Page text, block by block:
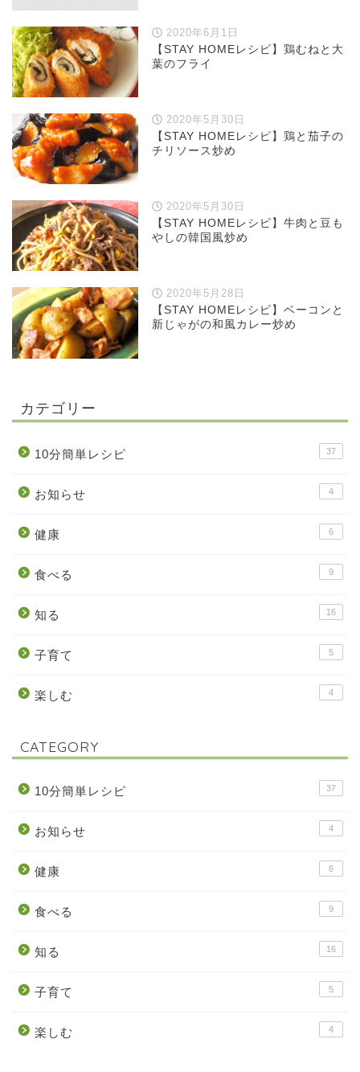
2020年6月1日
【STAY HOMEレシピ】鶏むねと大
葉のフライ
2020年5月30日
【STAY HOMEレシピ】鶏と茄子の
チリソース炒め
2020年5月30日
【STAY HOMEレシピ】牛肉と豆も
やしの韓国風炒め
2020年5月28日
【STAY HOMEレシピ】ベーコンと
新じゃがの和風カレー炒め
カテゴリー
10分簡単レシピ 37
お知らせ 4
健康 6
食べる 9
知る 16
子育て 5
楽しむ 4
CATEGORY
10分簡単レシピ 37
お知らせ 4
健康 6
食べる 9
知る 16
子育て 5
楽しむ 4